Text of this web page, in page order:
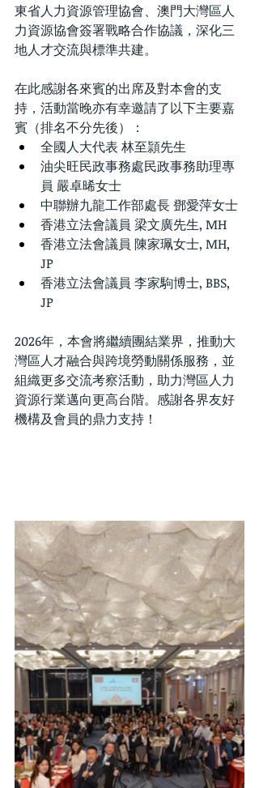
東省人力資源管理協會、澳門大灣區人
力資源協會簽署戰略合作協議，深化三
地人才交流與標準共建。
在此感謝各來賓的出席及對本會的支
持，活動當晚亦有幸邀請了以下主要嘉
賓（排名不分先後）：
全國人大代表 林至頴先生
油尖旺民政事務處民政事務助理專
員 嚴卓晞女士
中聯辦九龍工作部處長 鄧愛萍女士
香港立法會議員 梁文廣先生, MH
香港立法會議員 陳家珮女士, MH,
JP
香港立法會議員 李家駒博士, BBS,
JP
2026年，本會將繼續團結業界，推動大
灣區人才融合與跨境勞動關係服務，並
組織更多交流考察活動，助力灣區人力
資源行業邁向更高台階。感謝各界友好
機構及會員的鼎力支持！